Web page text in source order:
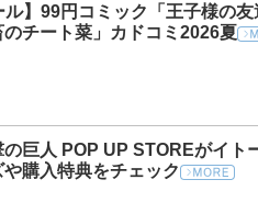
ル】99円コミック「王子様の
チート菜」カドコミ2026夏
の巨人 POP UP STOREがイト
購入特典をチェック